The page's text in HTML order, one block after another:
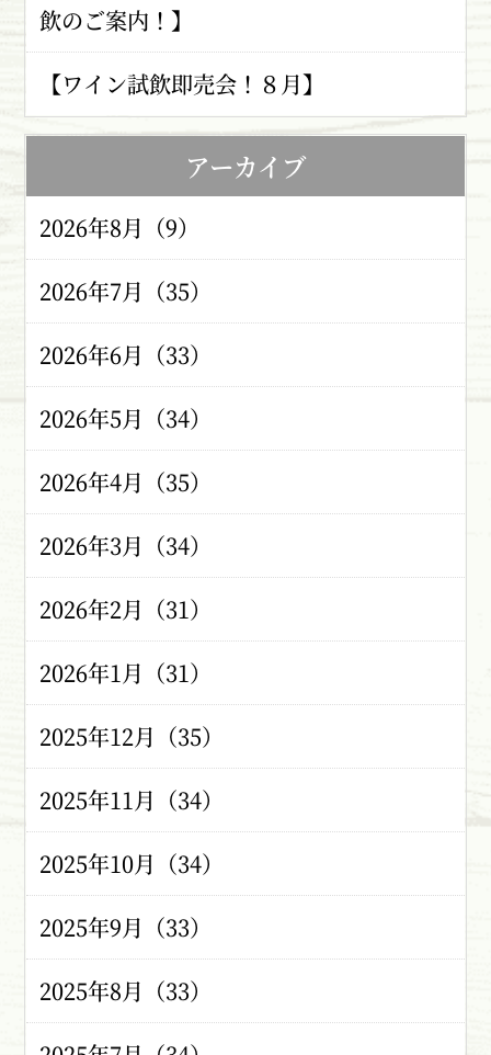
飲のご案内！】
【ワイン試飲即売会！８月】
アーカイブ
2026年8月（9）
2026年7月（35）
2026年6月（33）
2026年5月（34）
2026年4月（35）
2026年3月（34）
2026年2月（31）
2026年1月（31）
2025年12月（35）
2025年11月（34）
2025年10月（34）
2025年9月（33）
2025年8月（33）